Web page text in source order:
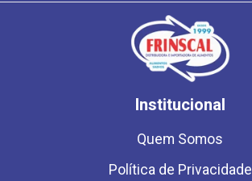
Institucional
Quem Somos
Política de Privacidade